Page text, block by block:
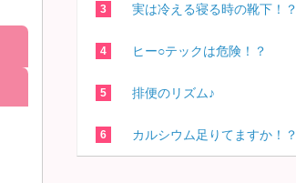
実は冷える寝る時の靴下！？
ヒー○テックは危険！？
排便のリズム♪
カルシウム足りてますか！？